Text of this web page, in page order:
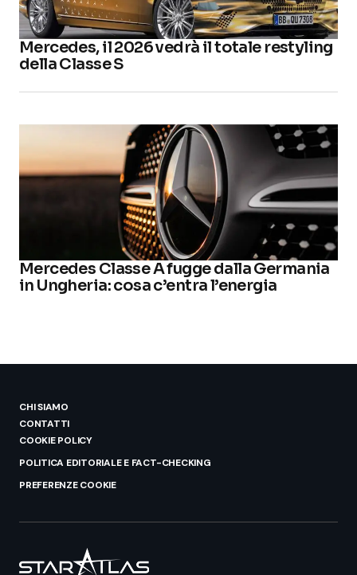
Mercedes, il 2026 vedrà il totale restyling
della Classe S
Mercedes Classe A fugge dalla Germania
in Ungheria: cosa c’entra l’energia
CHI SIAMO
CONTATTI
COOKIE POLICY
POLITICA EDITORIALE E FACT-CHECKING
PREFERENZE COOKIE